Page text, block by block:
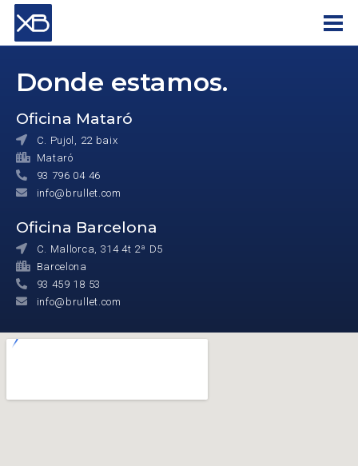
Donde estamos.
Oficina Mataró
C. Pujol, 22 baix
Mataró
93 796 04 46
info@brullet.com
Oficina Barcelona
C. Mallorca, 314 4t 2ª D5
Barcelona
93 459 18 53
info@brullet.com